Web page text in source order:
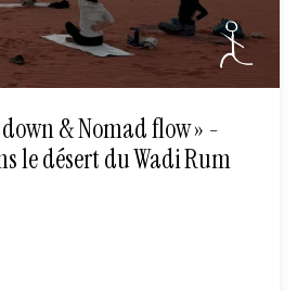
down & Nomad flow » -
le désert du Wadi Rum